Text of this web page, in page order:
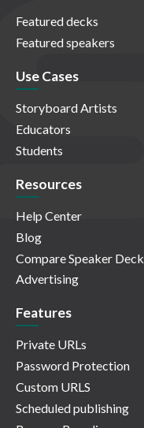
Featured decks
Featured speakers
Use Cases
Storyboard Artists
Educators
Students
Resources
Help Center
Blog
Compare Speaker Deck
Advertising
Features
Private URLs
Password Protection
Custom URLS
Scheduled publishing